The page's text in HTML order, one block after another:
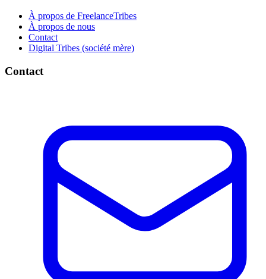
À propos de FreelanceTribes
À propos de nous
Contact
Digital Tribes (société mère)
Contact